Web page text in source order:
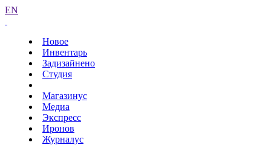
EN
Новое
Инвентарь
Задизайнено
Студия
Магазинус
Медиа
Экспресс
Иронов
Журналус